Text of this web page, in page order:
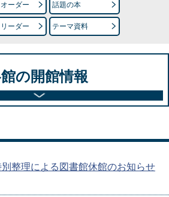
ーダー 話題の本
ーダー テーマ資料
の開館情報
整理による図書館休館のお知らせ